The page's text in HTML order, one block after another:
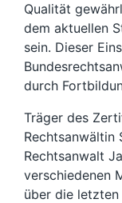
Qualität
dem aktuellen
sein. Dieser
durch
Träger des
Rechtsanwältin
Rechtsanwalt
verschiedenen
über die